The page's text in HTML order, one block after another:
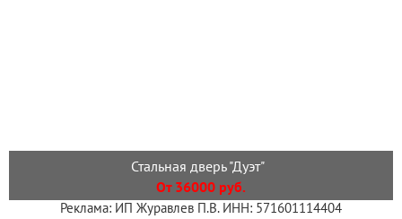
Стальная дверь "Дуэт"
От 36000 руб.
Реклама: ИП Журавлев П.В. ИНН: 571601114404